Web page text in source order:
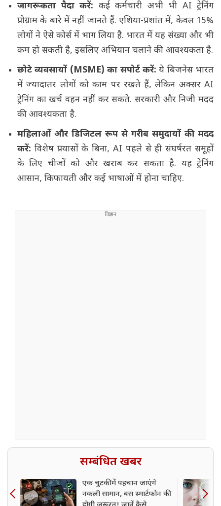
जागरूकता पैदा करें: कई कर्मचारी अभी भी AI ट्रेनिंग
प्रोग्राम के बारे में नहीं जानते हैं. एशिया-प्रशांत में, केवल 15%
लोगों ने ऐसे कोर्स में भाग लिया है. भारत में यह संख्या और भी
कम हो सकती है, इसलिए अभियान चलाने की आवश्यकता है.
छोटे व्यवसायों (MSME) का सपोर्ट करें: ये बिजनेस भारत
में ज्यादातर लोगों को काम पर रखते हैं, लेकिन अक्सर AI
ट्रेनिंग का खर्च वहन नहीं कर सकते. सरकारी और निजी मदद
की आवश्यकता है.
महिलाओं और डिजिटल रूप से गरीब समुदायों की मदद
करें: विशेष प्रयासों के बिना, AI पहले से ही संघर्षरत समूहों
के लिए चीजों को और खराब कर सकता है. यह ट्रेनिंग
आसान, किफायती और कई भाषाओं में होना चाहिए.
सम्बंधित खबर
एक चुटकी में पहचान जाएंगे
नकली सामान, बस स्मार्टफोन की